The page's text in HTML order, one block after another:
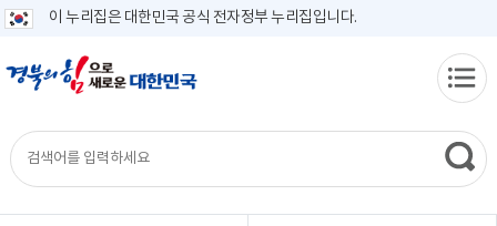
이 누리집은 대한민국 공식 전자정부 누리집입니다.